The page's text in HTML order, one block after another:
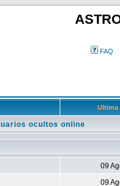
FAQ
ocultos online
09
09